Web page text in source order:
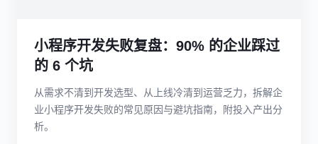
小程序开发失败复盘：90% 的企业踩过
的 6 个坑
从需求不清到开发选型、从上线冷清到运营乏力，拆解企
业小程序开发失败的常见原因与避坑指南，附投入产出分
析。